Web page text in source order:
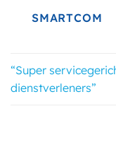
SMARTCOM
“Super
dienstverleners”